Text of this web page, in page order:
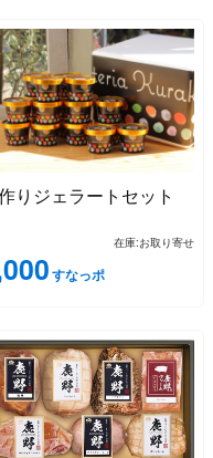
りジェラートセット
在庫:お取り寄せ
すなっポ